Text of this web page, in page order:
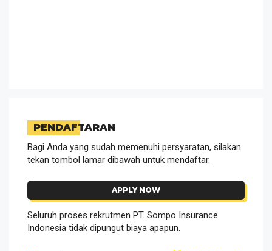
PENDAFTARAN
Bagi Anda yang sudah memenuhi persyaratan, silakan
tekan tombol lamar dibawah untuk mendaftar.
APPLY NOW
Seluruh proses rekrutmen PT. Sompo Insurance
Indonesia tidak dipungut biaya apapun.